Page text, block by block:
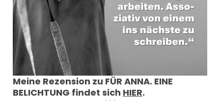
Meine Rezension zu FÜR ANNA. EINE
BELICHTUNG findet sich HIER.